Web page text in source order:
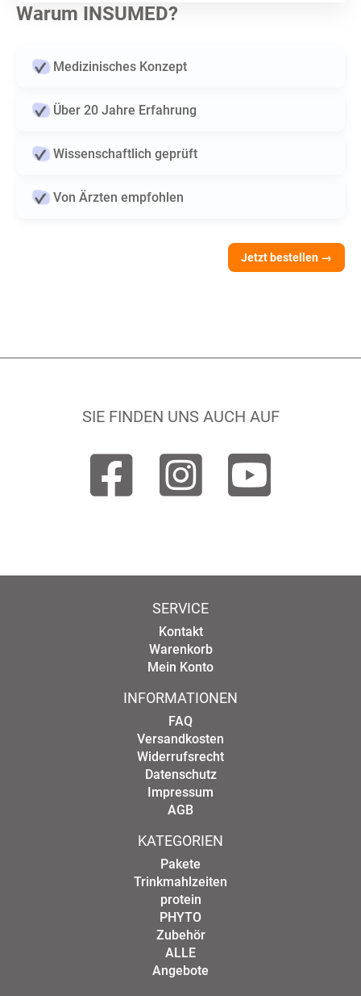
Warum INSUMED?
Medizinisches Konzept
Über 20 Jahre Erfahrung
Wissenschaftlich geprüft
Von Ärzten empfohlen
Jetzt bestellen →
SIE FINDEN UNS AUCH AUF
SERVICE
Kontakt
Warenkorb
Mein Konto
INFORMATIONEN
FAQ
Versandkosten
Widerrufsrecht
Datenschutz
Impressum
AGB
KATEGORIEN
Pakete
Trinkmahlzeiten
protein
PHYTO
Zubehör
ALLE
Angebote